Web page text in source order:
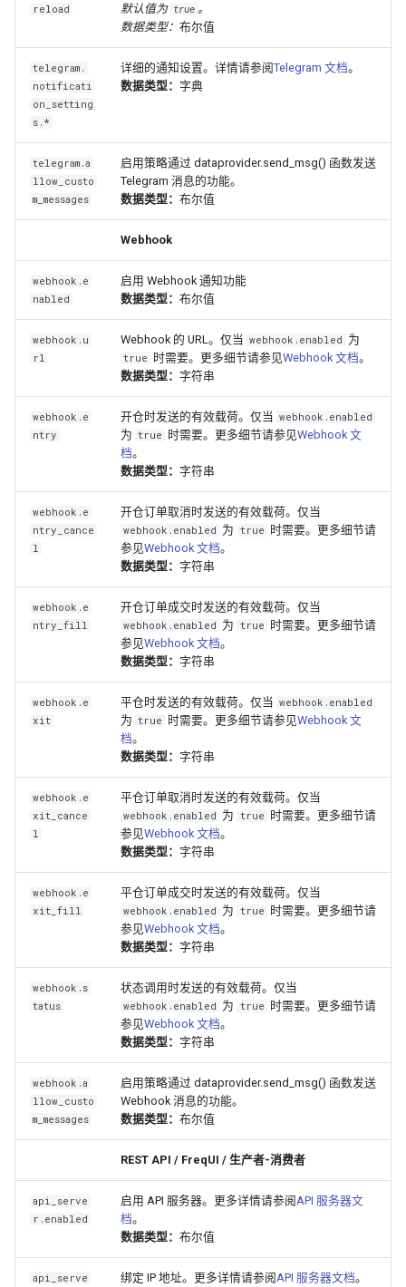
reload
默认值为 true 。
数据类型： 布尔值
telegram.
notificati
on_setting
s.*
详细的通知设置。详情请参阅Telegram 文档。
数据类型： 字典
telegram.a
llow_custo
m_messages
启用策略通过 dataprovider.send_msg() 函数发送
Telegram 消息的功能。
数据类型： 布尔值
Webhook
webhook.e
nabled
启用 Webhook 通知功能
数据类型： 布尔值
webhook.u
rl
Webhook 的 URL。仅当 webhook.enabled 为
true 时需要。更多细节请参见Webhook 文档。
数据类型： 字符串
webhook.e
ntry
开仓时发送的有效载荷。仅当 webhook.enabled
为 true 时需要。更多细节请参见Webhook 文
档。
数据类型： 字符串
webhook.e
ntry_cance
l
开仓订单取消时发送的有效载荷。仅当
webhook.enabled 为 true 时需要。更多细节请
参见Webhook 文档。
数据类型： 字符串
webhook.e
ntry_fill
开仓订单成交时发送的有效载荷。仅当
webhook.enabled 为 true 时需要。更多细节请
参见Webhook 文档。
数据类型： 字符串
webhook.e
xit
平仓时发送的有效载荷。仅当 webhook.enabled
为 true 时需要。更多细节请参见Webhook 文
档。
数据类型： 字符串
webhook.e
xit_cance
l
平仓订单取消时发送的有效载荷。仅当
webhook.enabled 为 true 时需要。更多细节请
参见Webhook 文档。
数据类型： 字符串
webhook.e
xit_fill
平仓订单成交时发送的有效载荷。仅当
webhook.enabled 为 true 时需要。更多细节请
参见Webhook 文档。
数据类型： 字符串
webhook.s
tatus
状态调用时发送的有效载荷。仅当
webhook.enabled 为 true 时需要。更多细节请
参见Webhook 文档。
数据类型： 字符串
webhook.a
llow_custo
m_messages
启用策略通过 dataprovider.send_msg() 函数发送
Webhook 消息的功能。
数据类型： 布尔值
REST API / FreqUI / 生产者-消费者
api_serve
r.enabled
启用 API 服务器。更多详情请参阅API 服务器文
档。
数据类型： 布尔值
api_serve
绑定 IP 地址。更多详情请参阅API 服务器文档。